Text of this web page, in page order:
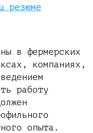
резюме
в фермерских
компаниях,
работу
опыта.